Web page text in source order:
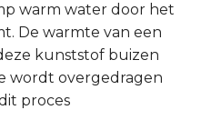
warm water door het
De warmte van een
kunststof buizen
wordt overgedragen
proces